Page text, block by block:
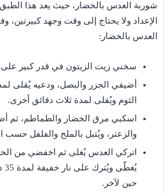
شوربة العدس بالخضار، حيث يعد هذا
الإعداد ولا يحتاج إلى وقت وجهد
العدس بالخضار:
سخني زيت الزيتون في قدر كبير على
أضيفي الجزر والبصل، ودعيه يُقلى
الثوم ويُقلى لمدة ثلاث دقائق أخرى.
اسكبي مرق الخضار والطماطم، ثم
والزعتر، ويُتبل بالملح والفلفل حسب
اتركي العدس يُغلى ثم اخفضي من
حين لآخر.